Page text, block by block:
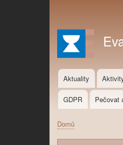
uživatelského
účtu
Hlavní
navigace
Aktuality
GDPR Pečovat
Drobečková
Domů